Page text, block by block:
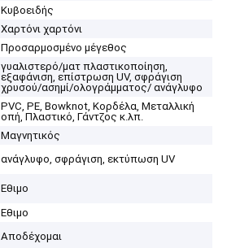
Κυβοειδής
Χαρτόνι χαρτόνι
Προσαρμοσμένο μέγεθος
γυαλιστερό/ματ πλαστικοποίηση,
εξαφάνιση, επίστρωση UV, σφράγιση
χρυσού/ασημί/ολογράμματος/ ανάγλυφο
PVC, PE, Bowknot, Κορδέλα, Μεταλλική
οπή, Πλαστικό, Γάντζος κ.λπ.
Μαγνητικός
ανάγλυφο, σφράγιση, εκτύπωση UV
Εθιμο
Εθιμο
Αποδέχομαι